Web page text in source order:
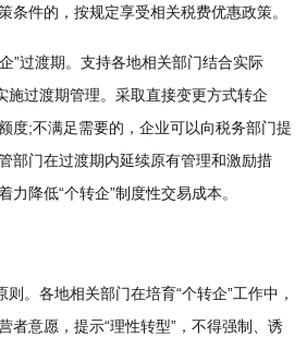
条件的，按规定享受相关税费优惠政策。
过渡期。支持各地相关部门结合实际
施过渡期管理。采取直接变更方式转企
度;不满足需要的，企业可以向税务部门提
部门在过渡期内延续原有管理和激励措
降低“个转企”制度性交易成本。
各地相关部门在培育“个转企”工作中，
者意愿，提示“理性转型”，不得强制、诱